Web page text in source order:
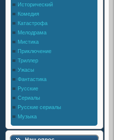
Исторический
Комедия
Катастрофа
Мелодрама
Мистика
Приключение
Триллер
Ужасы
Фантастика
Русские
Сериалы
Русские сериалы
Музыка